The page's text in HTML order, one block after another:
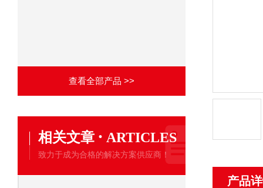
查看全部产品 >>
相关文章 · ARTICLES
致力于成为合格的解决方案供应商！
产品